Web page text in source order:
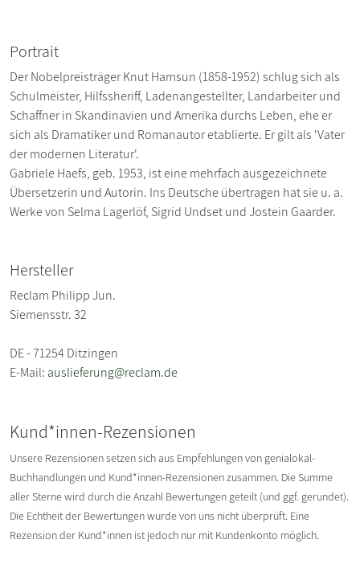
Portrait
Der Nobelpreisträger Knut Hamsun (1858-1952) schlug sich als
Schulmeister, Hilfssheriff, Ladenangestellter, Landarbeiter und
Schaffner in Skandinavien und Amerika durchs Leben, ehe er
sich als Dramatiker und Romanautor etablierte. Er gilt als 'Vater
der modernen Literatur'.
Gabriele Haefs, geb. 1953, ist eine mehrfach ausgezeichnete
Übersetzerin und Autorin. Ins Deutsche übertragen hat sie u. a.
Werke von Selma Lagerlöf, Sigrid Undset und Jostein Gaarder.
Hersteller
Reclam Philipp Jun.
Siemensstr. 32
DE - 71254 Ditzingen
E-Mail: auslieferung@reclam.de
Kund*innen-Rezensionen
Unsere Rezensionen setzen sich aus Empfehlungen von genialokal-
Buchhandlungen und Kund*innen-Rezensionen zusammen. Die Summe
aller Sterne wird durch die Anzahl Bewertungen geteilt (und ggf. gerundet).
Die Echtheit der Bewertungen wurde von uns nicht überprüft. Eine
Rezension der Kund*innen ist jedoch nur mit Kundenkonto möglich.